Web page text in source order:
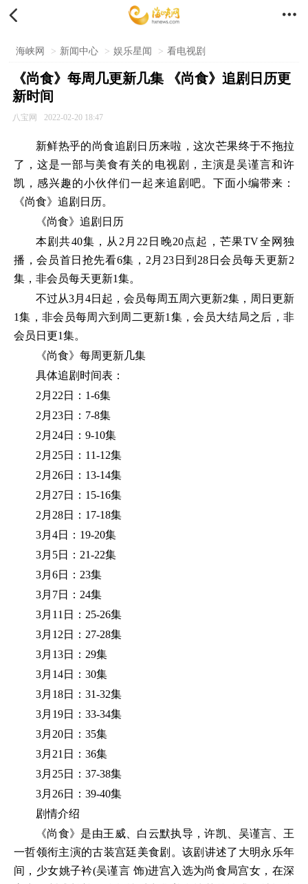
 
海峡网 > 新闻中心 > 娱乐星闻 > 看电视剧
《尚食》每周几更新几集 《尚食》追剧日历更
新时间
八宝网 2022-02-20 18:47
新鲜热乎的尚食追剧日历来啦，这次芒果终于不拖拉
了，这是一部与美食有关的电视剧，主演是吴谨言和许
凯，感兴趣的小伙伴们一起来追剧吧。下面小编带来：
《尚食》追剧日历。
《尚食》追剧日历
本剧共40集，从2月22日晚20点起，芒果TV全网独
播，会员首日抢先看6集，2月23日到28日会员每天更新2
集，非会员每天更新1集。
不过从3月4日起，会员每周五周六更新2集，周日更新
1集，非会员每周六到周二更新1集，会员大结局之后，非
会员日更1集。
《尚食》每周更新几集
具体追剧时间表：
2月22日：1-6集
2月23日：7-8集
2月24日：9-10集
2月25日：11-12集
2月26日：13-14集
2月27日：15-16集
2月28日：17-18集
3月4日：19-20集
3月5日：21-22集
3月6日：23集
3月7日：24集
3月11日：25-26集
3月12日：27-28集
3月13日：29集
3月14日：30集
3月18日：31-32集
3月19日：33-34集
3月20日：35集
3月21日：36集
3月25日：37-38集
3月26日：39-40集
剧情介绍
《尚食》是由王威、白云默执导，许凯、吴谨言、王
一哲领衔主演的古装宫廷美食剧。该剧讲述了大明永乐年
间，少女姚子衿(吴谨言 饰)进宫入选为尚食局宫女，在深